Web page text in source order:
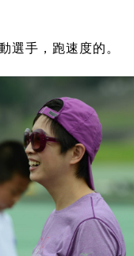
選手，跑速度的。